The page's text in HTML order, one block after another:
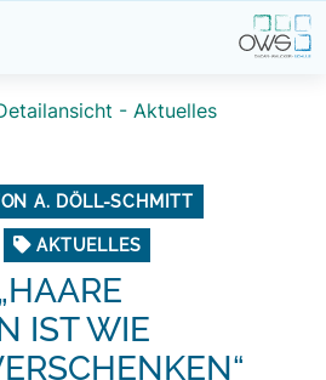
- Aktuelles
A. DÖLL-SCHMITT
AKTUELLES
IST WIE